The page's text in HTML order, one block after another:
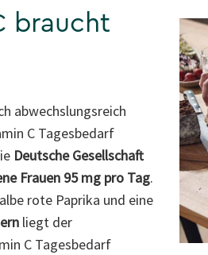
braucht
abwechslungsreich
C Tagesbedarf
Deutsche Gesellschaft
Frauen 95 mg pro Tag.
rote Paprika und eine
liegt der
C Tagesbedarf